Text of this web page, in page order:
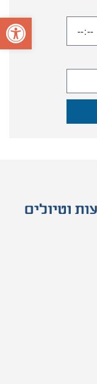
פתח